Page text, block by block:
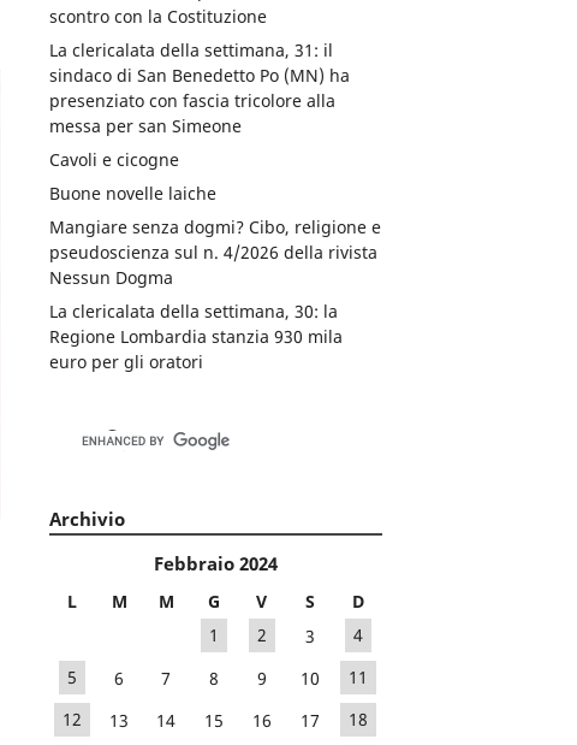
scontro con la Costituzione
La clericalata della settimana, 31: il
sindaco di San Benedetto Po (MN) ha
presenziato con fascia tricolore alla
messa per san Simeone
Cavoli e cicogne
Buone novelle laiche
Mangiare senza dogmi? Cibo, religione e
pseudoscienza sul n. 4/2026 della rivista
Nessun Dogma
La clericalata della settimana, 30: la
Regione Lombardia stanzia 930 mila
euro per gli oratori
Archivio
Febbraio 2024
L M M G V S
D
1
2 3
4
5
6 7 8 9 10
11
12
13 14 15 16 17
18